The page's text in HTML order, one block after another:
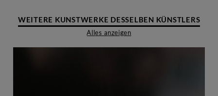
WEITERE KUNSTWERKE DESSELBEN KÜNSTLERS
Alles anzeigen